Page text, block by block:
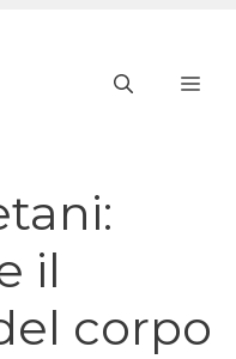
il
corpo